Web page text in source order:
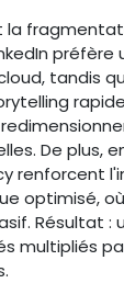
la
tandis
De plus,
renforcent
optimisé,
Résultat :
multipliés